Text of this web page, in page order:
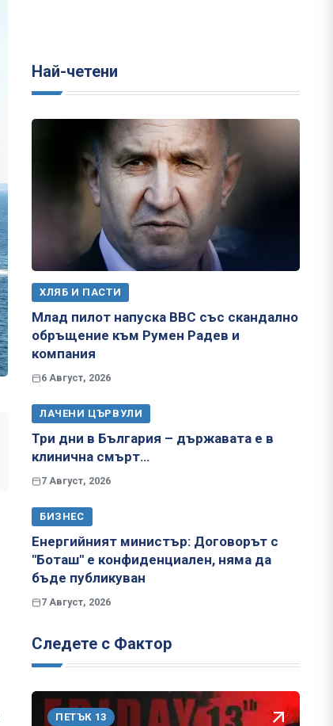
Най-четени
ХЛЯБ И ПАСТИ
Млад пилот напуска ВВС със скандално
обръщение към Румен Радев и
компания
6 Август, 2026
ЛАЧЕНИ ЦЪРВУЛИ
Три дни в България – държавата е в
клинична смърт…
7 Август, 2026
БИЗНЕС
Енергийният министър: Договорът с
"Боташ" е конфиденциален, няма да
бъде публикуван
7 Август, 2026
Следете с Фактор
ПЕТЪК 13